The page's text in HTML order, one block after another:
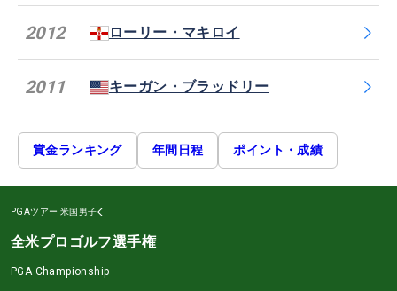
2012 ローリー・マキロイ
2011 キーガン・ブラッドリー
賞金ランキング 年間日程 ポイント・成績
PGAツアー 米国男子
全米プロゴルフ選手権
PGA Championship